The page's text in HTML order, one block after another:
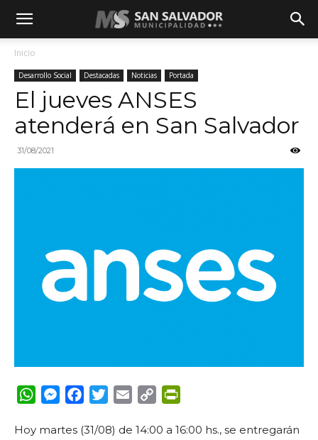
Inicio
Desarrollo Social Destacadas Noticias Portada
El jueves ANSES
atenderá en San Salvador
31/08/2021
WhatsApp
Messenger
FacebookTwitterEmail Copy
Hoy martes (31/08) de 14:00 a 16:00 hs., se entregarán